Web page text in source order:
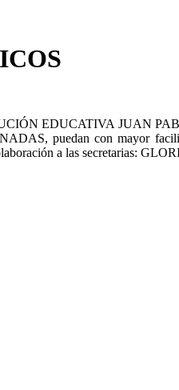
EDUCATIVA JUAN
puedan con
a las secretarias: